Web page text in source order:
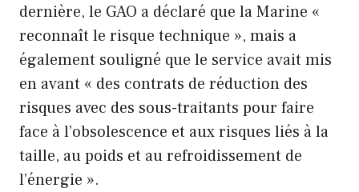
dernière, le GAO a déclaré que la Marine «
reconnaît le risque technique », mais a
également souligné que le service avait mis
en avant « des contrats de réduction des
risques avec des sous-traitants pour faire
face à l’obsolescence et aux risques liés à la
taille, au poids et au refroidissement de
l’énergie ».